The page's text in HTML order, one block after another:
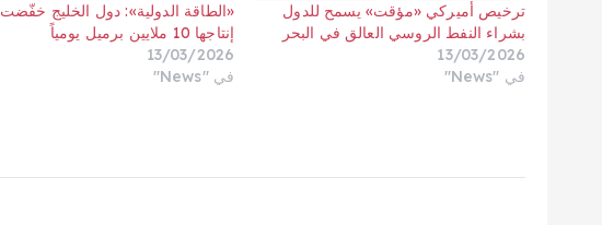
ترخيص أميركي «مؤقت» يسمح للدول
بشراء النفط الروسي العالق في البحر
13/03/2026
في "News"
«الطاقة الدولية»: دول الخليج خفّضت
إنتاجها 10 ملايين برميل يومياً
13/03/2026
في "News"